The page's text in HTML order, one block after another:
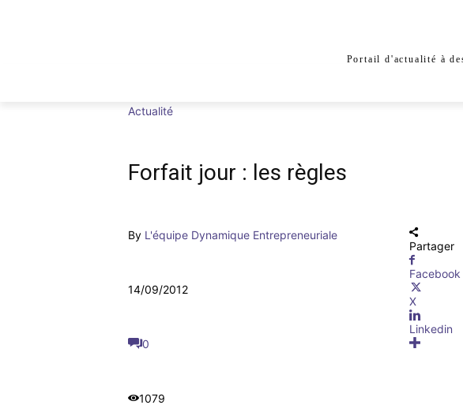
Portail d'actualité à
Actualité
Forfait jour : les règles
By L'équipe Dynamique Entrepreneuriale
14/09/2012
0
1079
Partager
Facebook
X
Linkedin